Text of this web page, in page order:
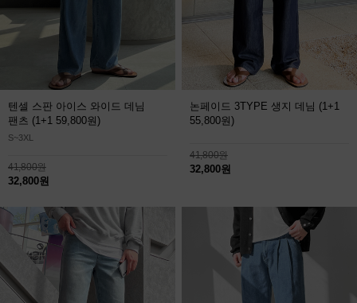
텐셀 스판 아이스 와이드 데님
팬츠 (1+1 59,800원)
S~3XL
41,800원
32,800원
논페이드 3TYPE 생지 데님 (1+1
55,800원)
41,800원
32,800원